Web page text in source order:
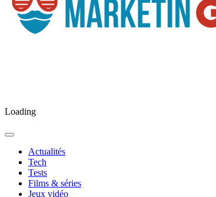
Loading
Actualités
Tech
Tests
Films & séries
Jeux vidéo